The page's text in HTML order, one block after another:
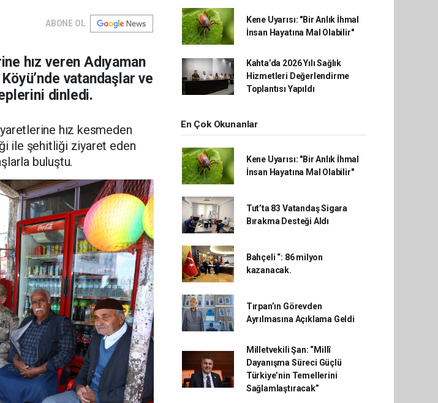
ABONE OL
hız veren Adıyaman
vatandaşlar ve
dinledi.
hız kesmeden
ile şehitliği ziyaret eden
buluştu.
Kene Uyarısı: "Bir Anlık İhmal
İnsan Hayatına Mal Olabilir"
Kahta’da 2026 Yılı Sağlık
Hizmetleri Değerlendirme
Toplantısı Yapıldı
En Çok Okunanlar
Kene Uyarısı: "Bir Anlık İhmal
İnsan Hayatına Mal Olabilir"
Tut’ta 83 Vatandaş Sigara
Bırakma Desteği Aldı
Bahçeli “: 86 milyon
kazanacak.
Tırpan’ın Görevden
Ayrılmasına Açıklama Geldi
Milletvekili Şan: “Millî
Dayanışma Süreci Güçlü
Türkiye’nin Temellerini
Sağlamlaştıracak”